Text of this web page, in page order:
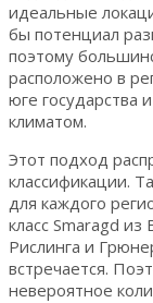
идеальные
бы потенциал
поэтому
расположено в
юге государства
климатом.
Этот подход
классификации.
для каждого
класс Smaragd
Рислинга и
встречается.
невероятное